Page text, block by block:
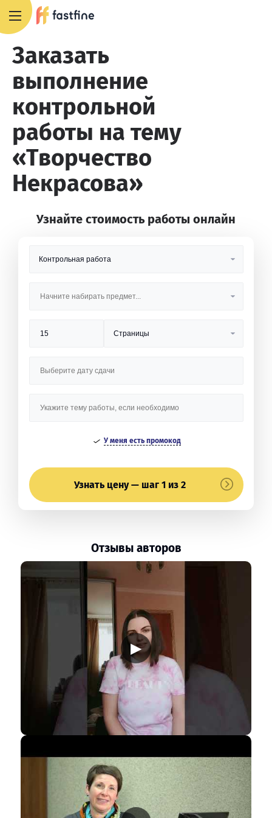
Заказать
выполнение
контрольной
работы на тему
«Творчество
Некрасова»
Узнайте стоимость работы онлайн
У меня есть промокод
Узнать цену — шаг 1 из 2
Отзывы авторов
▶